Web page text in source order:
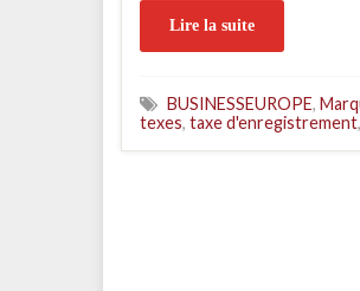
Lire la suite
BUSINESSEUROPE,
texes, taxe d'enregistrement,